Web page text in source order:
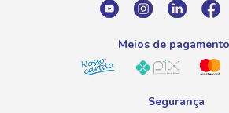
atendimento@savegnago.com.br
Meios de
Segurança